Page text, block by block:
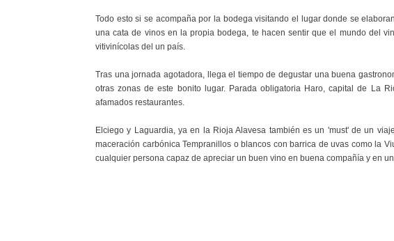
Todo esto si se acompaña por la bodega visitando el lugar donde se
una cata de vinos en la propia bodega, te hacen sentir que el mundo del
vitivinícolas del un país.
Tras una jornada agotadora, llega el tiempo de degustar una buena
otras zonas de este bonito lugar. Parada obligatoria Haro, capital de La
afamados restaurantes.
Elciego y Laguardia, ya en la Rioja Alavesa también es un 'must' de un
maceración carbónica Tempranillos o blancos con barrica de uvas como la
cualquier persona capaz de apreciar un buen vino en buena compañía y en